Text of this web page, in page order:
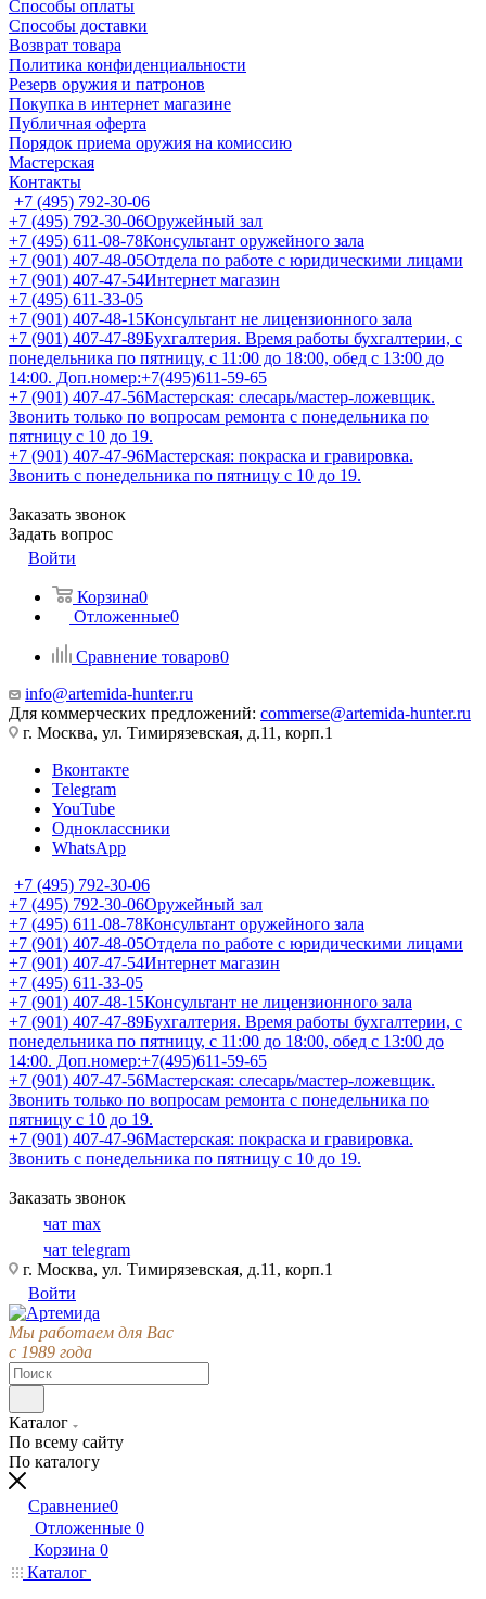
Способы оплаты
Способы доставки
Возврат товара
Политика конфиденциальности
Резерв оружия и патронов
Покупка в интернет магазине
Публичная оферта
Порядок приема оружия на комиссию
Мастерская
Контакты
+7 (495) 792-30-06
+7 (495) 792-30-06Оружейный зал
+7 (495) 611-08-78Консультант оружейного зала
+7 (901) 407-48-05Отдела по работе с юридическими лицами
+7 (901) 407-47-54Интернет магазин
+7 (495) 611-33-05
+7 (901) 407-48-15Консультант не лицензионного зала
+7 (901) 407-47-89Бухгалтерия. Время работы бухгалтерии, с
понедельника по пятницу, с 11:00 до 18:00, обед с 13:00 до
14:00. Доп.номер:+7(495)611-59-65
+7 (901) 407-47-56Мастерская: слесарь/мастер-ложевщик.
Звонить только по вопросам ремонта с понедельника по
пятницу с 10 до 19.
+7 (901) 407-47-96Мастерская: покраска и гравировка.
Звонить с понедельника по пятницу с 10 до 19.
Заказать звонок
Задать вопрос
Войти
Корзина0
Отложенные0
Сравнение товаров0
info@artemida-hunter.ru
Для коммерческих предложений: commerse@artemida-hunter.ru
г. Москва, ул. Тимирязевская, д.11, корп.1
Вконтакте
Telegram
YouTube
Одноклассники
WhatsApp
+7 (495) 792-30-06
+7 (495) 792-30-06Оружейный зал
+7 (495) 611-08-78Консультант оружейного зала
+7 (901) 407-48-05Отдела по работе с юридическими лицами
+7 (901) 407-47-54Интернет магазин
+7 (495) 611-33-05
+7 (901) 407-48-15Консультант не лицензионного зала
+7 (901) 407-47-89Бухгалтерия. Время работы бухгалтерии, с
понедельника по пятницу, с 11:00 до 18:00, обед с 13:00 до
14:00. Доп.номер:+7(495)611-59-65
+7 (901) 407-47-56Мастерская: слесарь/мастер-ложевщик.
Звонить только по вопросам ремонта с понедельника по
пятницу с 10 до 19.
+7 (901) 407-47-96Мастерская: покраска и гравировка.
Звонить с понедельника по пятницу с 10 до 19.
Заказать звонок
чат max
чат telegram
г. Москва, ул. Тимирязевская, д.11, корп.1
Войти
Мы работаем для Вас
с 1989 года
Каталог
По всему сайту
По каталогу
Сравнение0
Отложенные 0
Корзина 0
Каталог